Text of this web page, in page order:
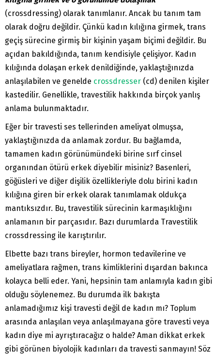
(crossdressing) olarak tanımlanır. Ancak bu tanım tam
olarak doğru değildir. Çünkü kadın kılığına girmek, trans
geçiş sürecine girmiş bir kişinin yaşam biçimi değildir. Bu
açıdan bakıldığında, tanım kendisiyle çelişiyor. Kadın
kılığında dolaşan erkek denildiğinde, yaklaştığınızda
anlaşılabilen ve genelde crossdresser (cd) denilen kişiler
kastedilir. Genellikle, travestilik hakkında birçok yanlış
anlama bulunmaktadır.
Eğer bir travesti ses tellerinden ameliyat olmuşsa,
yaklaştığınızda da anlamak zordur. Bu bağlamda,
tamamen kadın görünümündeki birine sırf cinsel
organından ötürü erkek diyebilir misiniz? Basenleri,
göğüsleri ve diğer dişilik özellikleriyle dolu birini kadın
kılığına giren bir erkek olarak tanımlamak oldukça
mantıksızdır. Bu, travestilik sürecinin karmaşıklığını
anlamanın bir parçasıdır. Bazı durumlarda Travestilik
crossdressing ile karıştırılır.
Elbette bazı trans bireyler, hormon tedavilerine ve
ameliyatlara rağmen, trans kimliklerini dışardan bakınca
kolayca belli eder. Yani, hepsinin tam anlamıyla kadın gibi
olduğu söylenemez. Bu durumda ilk bakışta
anlamadığımız kişi travesti değil de kadın mı? Toplum
arasında anlaşılan veya anlaşılmayana göre travesti veya
kadın diye mi ayrıştıracağız o halde? Aman dikkat erkek
gibi görünen biyolojik kadınları da travesti sanmayın! Söz